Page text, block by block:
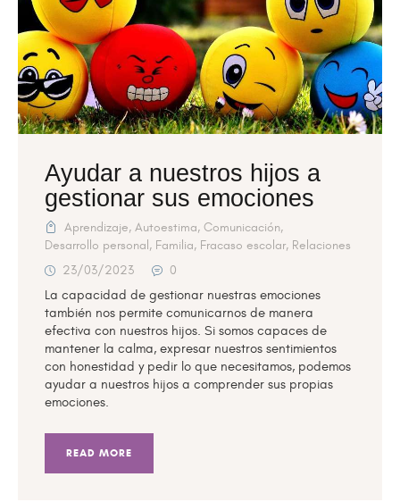
Ayudar a nuestros hijos a
gestionar sus emociones
Aprendizaje, Autoestima, Comunicación,
Desarrollo personal, Familia, Fracaso escolar, Relaciones
23/03/2023
0
La capacidad de gestionar nuestras emociones
también nos permite comunicarnos de manera
efectiva con nuestros hijos. Si somos capaces de
mantener la calma, expresar nuestros sentimientos
con honestidad y pedir lo que necesitamos, podemos
ayudar a nuestros hijos a comprender sus propias
emociones.
READ MORE